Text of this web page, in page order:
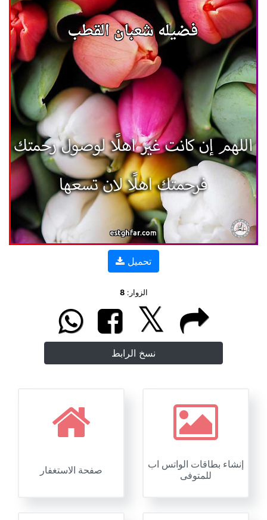
تحميل
الزوار:8
نسخ الرابط
صفحة الاستغفار
إنشاء بطاقات الواتس اب
للمتوفى